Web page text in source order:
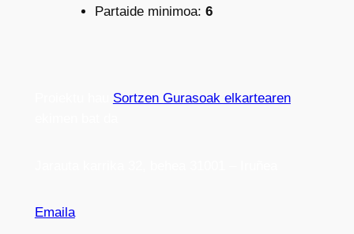
Partaide minimoa: 6
Sortzen Gurasoak elkartearen
Emaila